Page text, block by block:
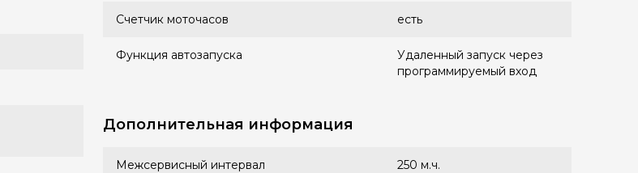
Счетчик моточасов есть
Функция автозапуска
Удаленный запуск через
программируемый вход
Дополнительная информация
Межсервисный интервал 250 м.ч.